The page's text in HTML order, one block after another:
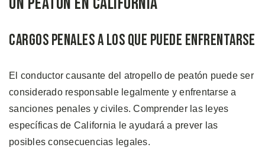
Cargos Penales a Los Que Puede Enfrentarse
El conductor causante del atropello de peatón puede ser
considerado responsable legalmente y enfrentarse a
sanciones penales y civiles. Comprender las leyes
específicas de California le ayudará a prever las
posibles consecuencias legales.